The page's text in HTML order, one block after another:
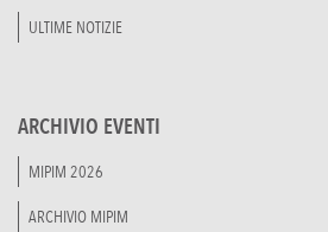
ULTIME NOTIZIE
ARCHIVIO EVENTI
MIPIM 2026
ARCHIVIO MIPIM